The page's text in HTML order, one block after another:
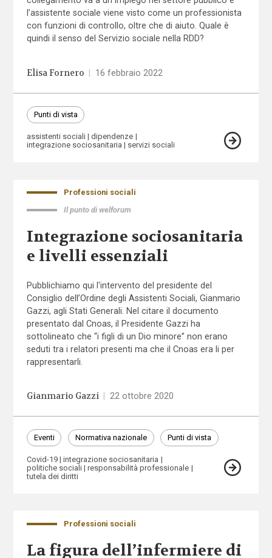
l’assistente sociale viene visto come un professionista
con funzioni di controllo, oltre che di aiuto. Quale è
quindi il senso del Servizio sociale nella RDD?
Elisa Fornero 16 febbraio 2022
Punti di vista
assistenti sociali
dipendenze
integrazione sociosanitaria
servizi sociali
Professioni sociali
Il punto di welforum
Integrazione sociosanitaria
e livelli essenziali
Pubblichiamo qui l'intervento del presidente del
Consiglio dell’Ordine degli Assistenti Sociali, Gianmario
Gazzi, agli Stati Generali. Nel citare il documento
presentato dal Cnoas, il Presidente Gazzi ha
sottolineato che “i figli di un Dio minore” non erano
seduti tra i relatori presenti ma che il Cnoas era li per
rappresentarli.
Gianmario Gazzi 22 ottobre 2020
Eventi Normativa nazionale Punti di vista
Covid-19
integrazione sociosanitaria
politiche sociali
responsabilità professionale
tutela dei diritti
Professioni sociali
La figura dell’infermiere di